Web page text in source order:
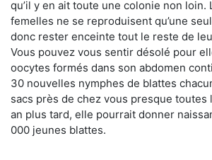
qu’il y en ait toute une colonie non loin.
femelles ne se reproduisent qu’une
donc rester enceinte tout le reste de
Vous pouvez vous sentir désolé pour
oocytes formés dans son abdomen
30 nouvelles nymphes de blattes
sacs près de chez vous presque toutes
an plus tard, elle pourrait donner
000 jeunes blattes.